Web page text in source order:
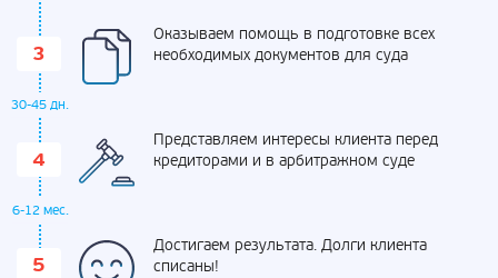
30-45 дн.
Оказываем помощь в подготовке всех
необходимых документов для суда
6-12 мес.
Представляем интересы клиента перед
кредиторами и в арбитражном суде
Достигаем результата. Долги клиента
списаны!